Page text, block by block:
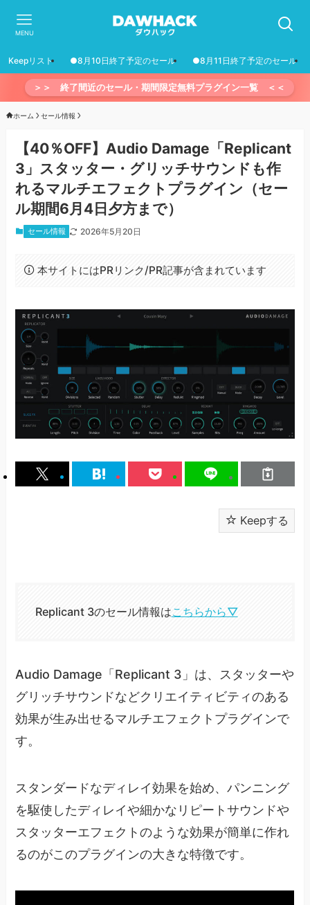
MENU
Keepリスト ●8月10日終了予定のセール ●8月11日終了予定のセール
＞＞ 終了間近のセール・期間限定無料プラグイン一覧 ＜＜
ホーム セール情報
【40％OFF】Audio Damage「Replicant
3」スタッター・グリッチサウンドも作
れるマルチエフェクトプラグイン（セー
ル期間6月4日夕方まで）
セール情報 2026年5月20日
本サイトにはPRリンク/PR記事が含まれています
Keepする
Replicant 3のセール情報はこちらから▽
Audio Damage「Replicant 3」は、スタッターや
グリッチサウンドなどクリエイティビティのある
効果が生み出せるマルチエフェクトプラグインで
す。
スタンダードなディレイ効果を始め、パンニング
を駆使したディレイや細かなリピートサウンドや
スタッターエフェクトのような効果が簡単に作れ
るのがこのプラグインの大きな特徴です。